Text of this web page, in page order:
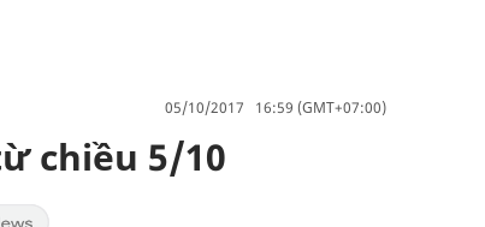
05/10/2017 16:59 (GMT+07:00)
chiều 5/10